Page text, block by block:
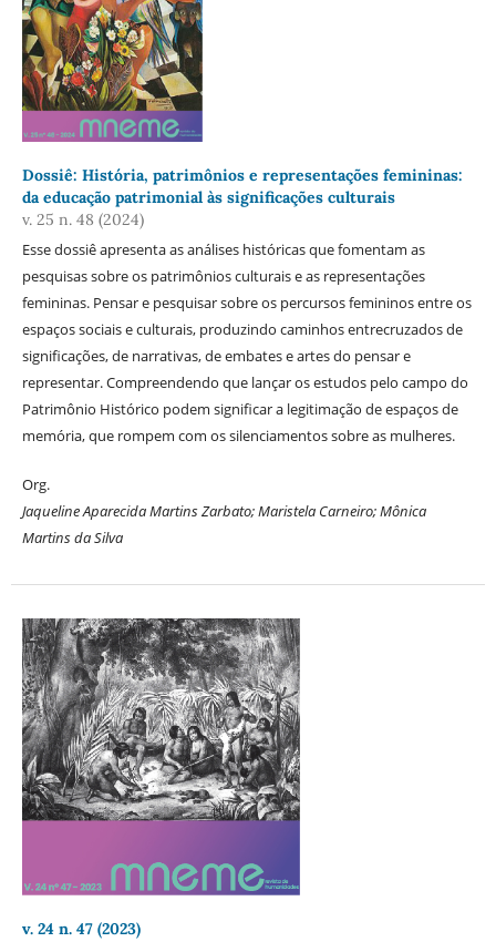
Dossiê: História, patrimônios e representações femininas:
da educação patrimonial às significações culturais
v. 25 n. 48 (2024)
Esse dossiê apresenta as análises históricas que fomentam as
pesquisas sobre os patrimônios culturais e as representações
femininas. Pensar e pesquisar sobre os percursos femininos entre os
espaços sociais e culturais, produzindo caminhos entrecruzados de
significações, de narrativas, de embates e artes do pensar e
representar. Compreendendo que lançar os estudos pelo campo do
Patrimônio Histórico podem significar a legitimação de espaços de
memória, que rompem com os silenciamentos sobre as mulheres.
Org.
Jaqueline Aparecida Martins Zarbato; Maristela Carneiro; Mônica
Martins da Silva
v. 24 n. 47 (2023)